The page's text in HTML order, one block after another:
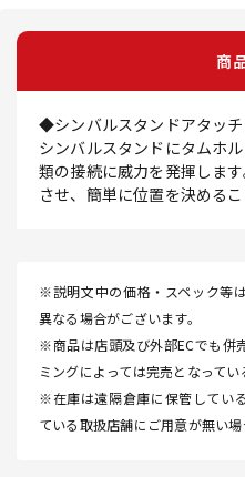
商
◆シンバルスタンドアタッ
シンバルスタンドにタムホ
類の接続に威力を発揮しま
させ、簡単に位置を決めるこ
※説明文中の価格・スペック等
異なる場合がございます。
※商品は店頭及び外部ECでも併
ミングによっては完売となってい
※在庫は遠隔倉庫に保管してい
ている取扱店舗にご用意が無い場